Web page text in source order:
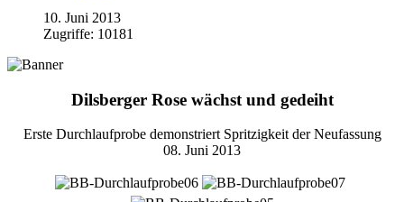
10. Juni 2013
Zugriffe: 10181
Dilsberger Rose wächst und gedeiht
Erste Durchlaufprobe demonstriert Spritzigkeit der Neufassung
08. Juni 2013